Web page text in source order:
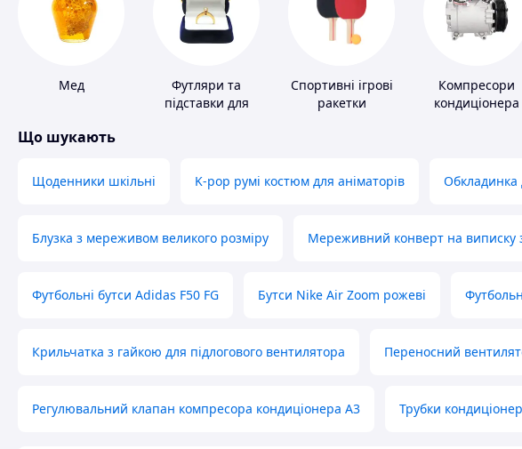
Мед
Футляри та
підставки для
Спортивні ігрові
ракетки
Компресори
кондиціонера
Що шукають
Щоденники шкільні K-pop румі костюм для аніматорів Обкладинка
Блузка з мереживом великого розміру Мереживний конверт на виписку
Футбольні бутси Adidas F50 FG Бутси Nike Air Zoom рожеві
Крильчатка з гайкою для підлогового вентилятора Переносний
Регулювальний клапан компресора кондиціонера А3 Трубки